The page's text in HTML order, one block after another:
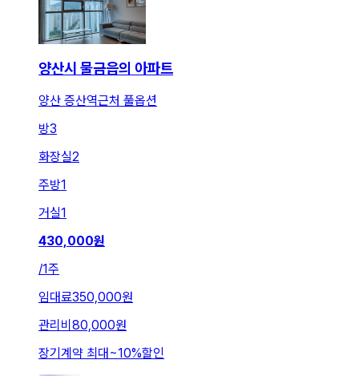
양산시 물금읍의 아파트
양산 증산역근처 풀옵션
방3
화장실2
주방1
거실1
430,000원
/1주
임대료350,000원
관리비 80,000원
장기계약 최대~10%할인